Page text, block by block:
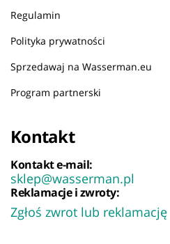
Regulamin
Polityka prywatności
Sprzedawaj na Wasserman.eu
Program partnerski
Kontakt
Kontakt e-mail:
sklep@wasserman.pl
Reklamacje i zwroty:
Zgłoś zwrot lub reklamację